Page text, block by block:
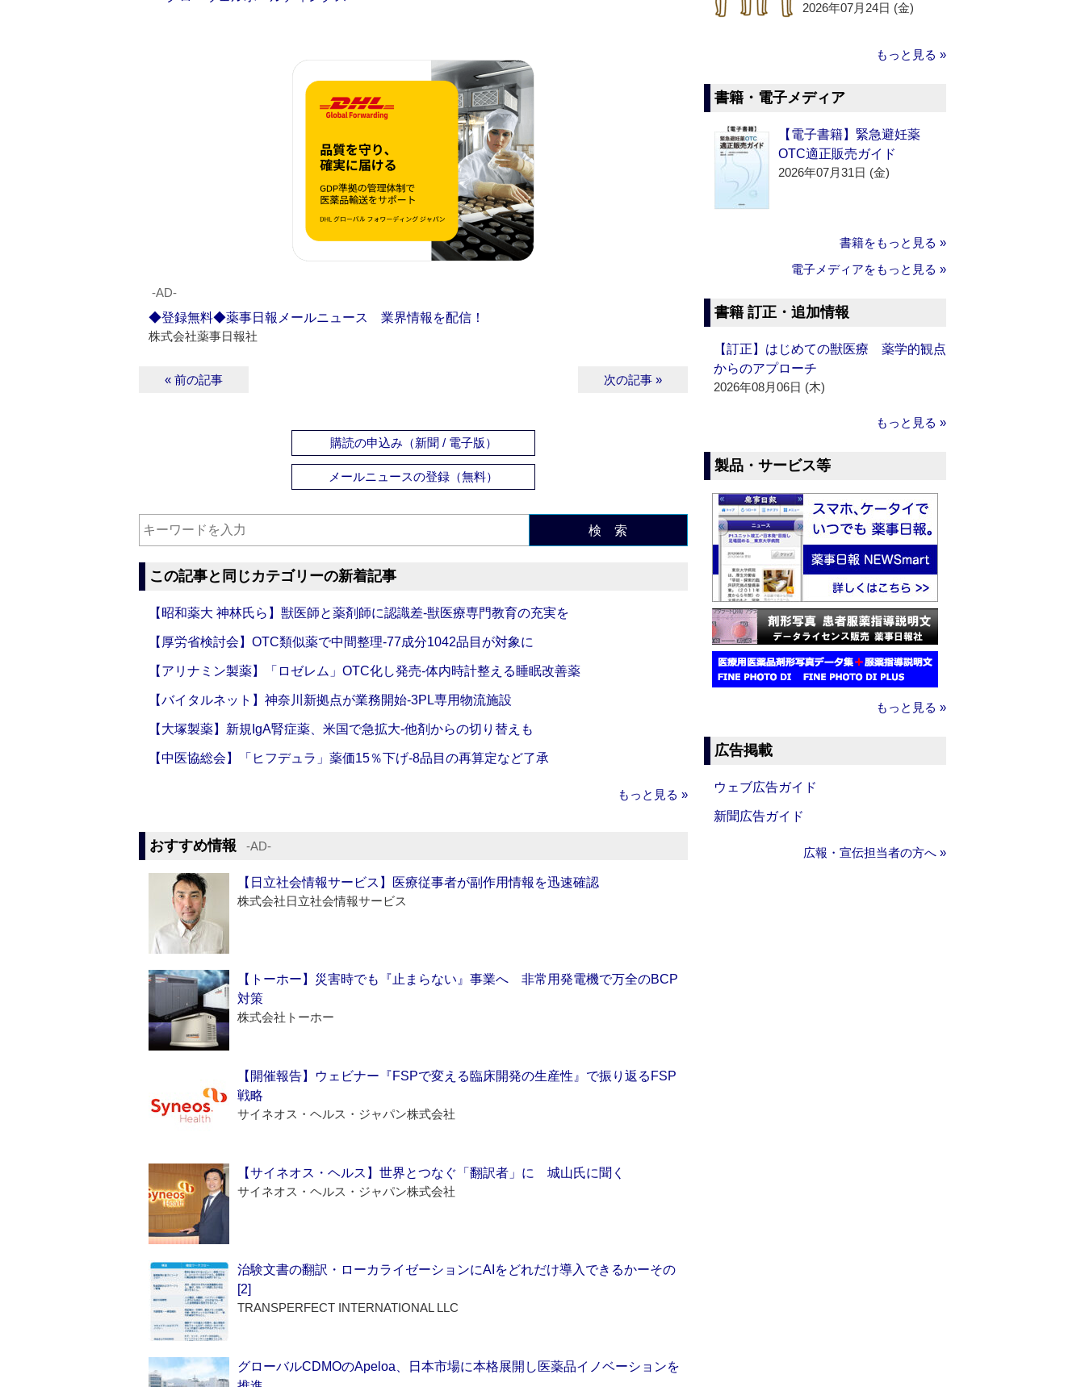
‐AD‐
◆登録無料◆薬事日報メールニュース 業界情報を配信！
株式会社薬事日報社
« 前の記事 次の記事 »
購読の申込み（新聞 / 電子版）
メールニュースの登録（無料）
検 索
この記事と同じカテゴリーの新着記事
【昭和薬大 神林氏ら】獣医師と薬剤師に認識差‐獣医療専門教育の充実を
【厚労省検討会】OTC類似薬で中間整理‐77成分1042品目が対象に
【アリナミン製薬】「ロゼレム」OTC化し発売‐体内時計整える睡眠改善薬
【バイタルネット】神奈川新拠点が業務開始‐3PL専用物流施設
【大塚製薬】新規IgA腎症薬、米国で急拡大‐他剤からの切り替えも
【中医協総会】「ヒフデュラ」薬価15％下げ‐8品目の再算定など了承
もっと見る »
おすすめ情報 ‐AD‐
【日立社会情報サービス】医療従事者が副作用情報を迅速確認
株式会社日立社会情報サービス
【トーホー】災害時でも『止まらない』事業へ 非常用発電機で万全のBCP
対策
株式会社トーホー
【開催報告】ウェビナー『FSPで変える臨床開発の生産性』で振り返るFSP
戦略
サイネオス・ヘルス・ジャパン株式会社
【サイネオス・ヘルス】世界とつなぐ「翻訳者」に 城山氏に聞く
サイネオス・ヘルス・ジャパン株式会社
治験文書の翻訳・ローカライゼーションにAIをどれだけ導入できるかーその
[2]
TRANSPERFECT INTERNATIONAL LLC
グローバルCDMOのApeloa、日本市場に本格展開し医薬品イノベーションを
2026年07月24日 (金)
もっと見る »
書籍・電子メディア
【電子書籍】緊急避妊薬
OTC適正販売ガイド
2026年07月31日 (金)
書籍をもっと見る »
電子メディアをもっと見る »
書籍 訂正・追加情報
【訂正】はじめての獣医療 薬学的観点
からのアプローチ
2026年08月06日 (木)
もっと見る »
製品・サービス等
もっと見る »
広告掲載
ウェブ広告ガイド
新聞広告ガイド
広報・宣伝担当者の方へ »